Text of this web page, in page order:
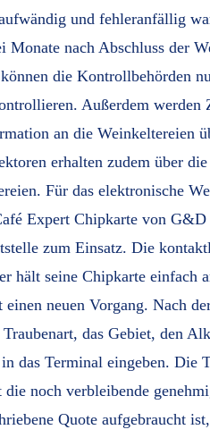
und fehleranfällig
Monate nach Abschluss der
die Kontrollbehörden
Außerdem werden
an die Weinkeltereien
erhalten zudem über
Für das elektronische
Expert Chipkarte von
zum Einsatz. Die
hält seine Chipkarte einfach
neuen Vorgang. Nach
das Gebiet, den
das Terminal eingeben. Die
noch verbleibende
Quote aufgebraucht